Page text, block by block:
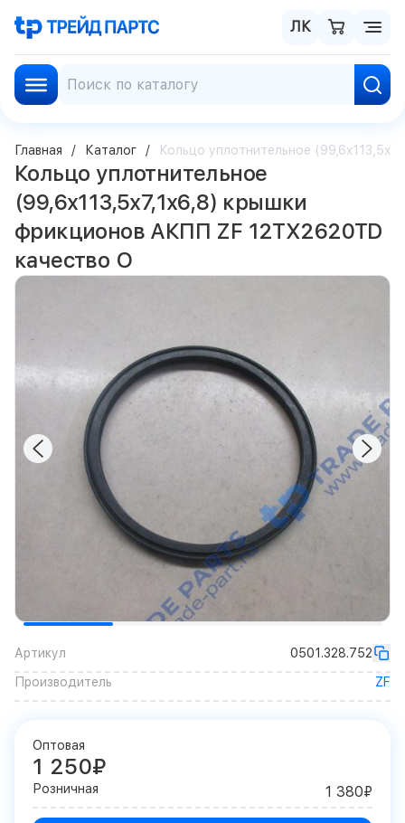
ЛК
Главная Каталог Кольцо уплотнительное
Кольцо уплотнительное
(99,6x113,5x7,1x6,8) крышки
фрикционов АКПП ZF 12TX2620TD
качество О
Артикул
0501.328.752
Производитель
ZF
Оптовая
1 250₽
Розничная 1 380₽